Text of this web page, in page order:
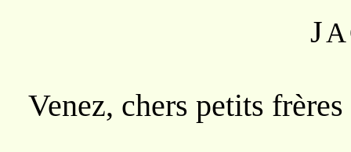
J
Venez, chers petits